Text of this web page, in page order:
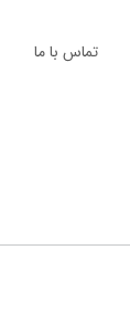
تماس با ما